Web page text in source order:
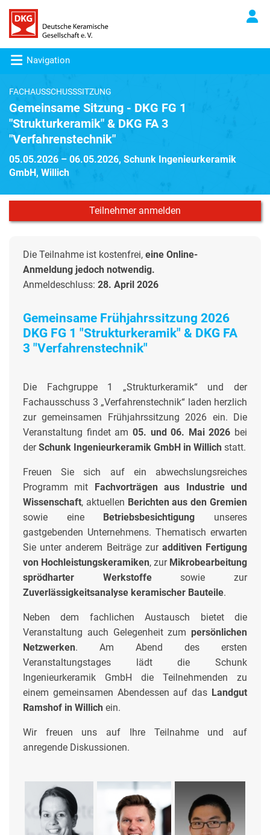
Navigation
FACHAUSSCHUSSSITZUNG
Gemeinsame Sitzung - DKG FG 1
"Strukturkeramik" & DKG FA 3
"Verfahrenstechnik"
05.05.2026 – 06.05.2026, Schunk Ingenieurkeramik
GmbH, Willich
Die Teilnahme ist kostenfrei, eine Online-
Anmeldung jedoch notwendig.
Anmeldeschluss: 28. April 2026
Gemeinsame Frühjahrssitzung 2026
DKG FG 1 "Strukturkeramik" & DKG FA
3 "Verfahrenstechnik"
Die Fachgruppe 1 „Strukturkeramik“ und der
Fachausschuss 3 „Verfahrenstechnik“ laden herzlich
zur gemeinsamen Frühjahrssitzung 2026 ein. Die
Veranstaltung findet am 05. und 06. Mai 2026 bei
derSchunk Ingenieurkeramik GmbH in Willich statt.
Freuen Sie sich auf ein abwechslungsreiches
Programm mit Fachvorträgen aus Industrie und
Wissenschaft, aktuellen Berichten aus den Gremien
sowie eine Betriebsbesichtigung unseres
gastgebenden Unternehmens. Thematisch erwarten
Sie unter anderem Beiträge zur additiven Fertigung
von Hochleistungskeramiken, zur Mikrobearbeitung
sprödharter Werkstoffesowie zur
Zuverlässigkeitsanalyse keramischer Bauteile.
Neben dem fachlichen Austausch bietet die
Veranstaltung auch Gelegenheit zum persönlichen
Netzwerken. Am Abend des ersten
Veranstaltungstages lädt die Schunk
Ingenieurkeramik GmbH die Teilnehmenden zu
einem gemeinsamen Abendessen auf das Landgut
Ramshof in Willich ein.
Wir freuen uns auf Ihre Teilnahme und auf
anregende Diskussionen.